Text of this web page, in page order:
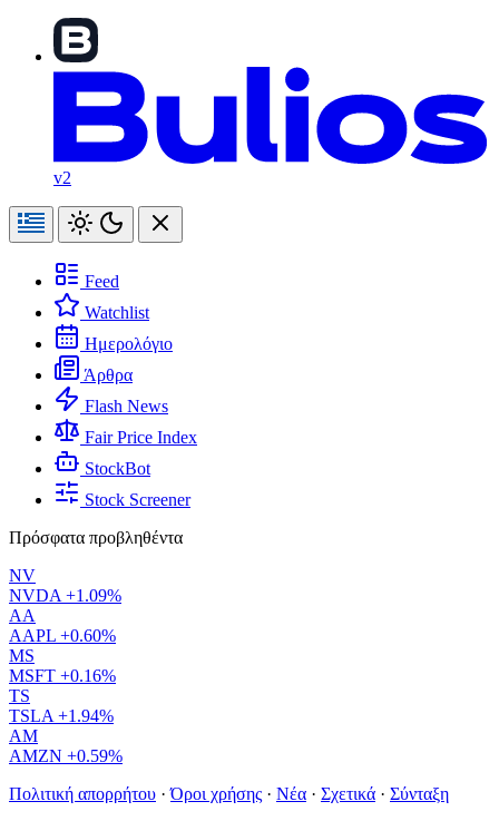
v2
Feed
Watchlist
Ημερολόγιο
Άρθρα
Flash News
Fair Price Index
StockBot
Stock Screener
Πρόσφατα προβληθέντα
NV
NVDA +1.09%
AA
AAPL +0.60%
MS
MSFT +0.16%
TS
TSLA +1.94%
AM
AMZN +0.59%
Πολιτική απορρήτου · Όροι χρήσης · Νέα · Σχετικά · Σύνταξη